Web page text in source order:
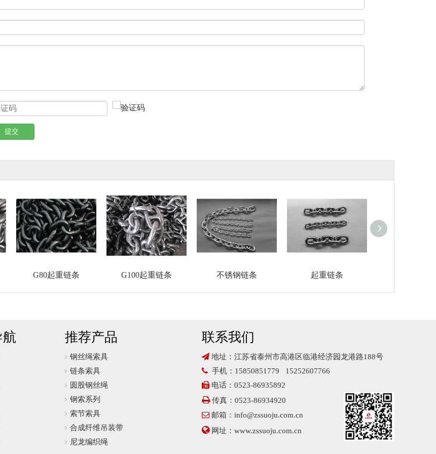
提交
G80起重链条 G100起重链条 不锈钢链条 起重链条
推荐产品
钢丝绳索具
链条索具
圆股钢丝绳
钢索系列
索节索具
合成纤维吊装带
尼龙编织绳
联系我们
 地址：江苏省泰州市高港区临港经济园龙港路188号
 手机：15850851779 15252607766
 电话：0523-86935892
传真：0523-86934920
 邮箱： info@zssuoju.com.cn
网址： www.zssuoju.com.cn